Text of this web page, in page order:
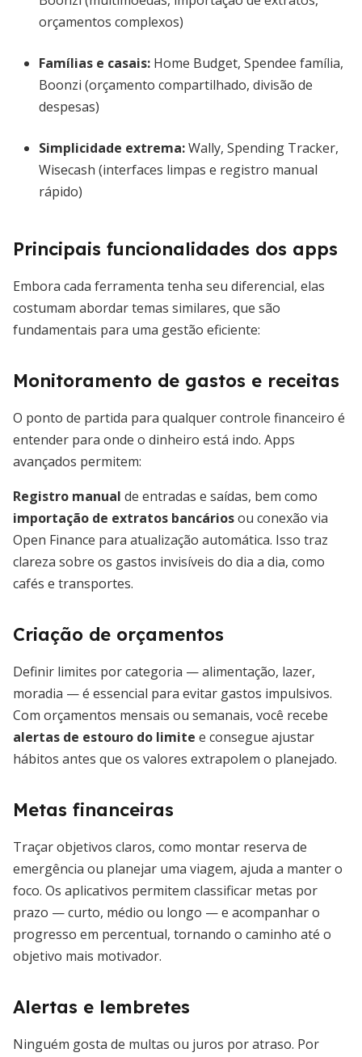
orçamentos complexos)
Famílias e casais: Home Budget, Spendee família,
Boonzi (orçamento compartilhado, divisão de
despesas)
Simplicidade extrema:Wally, Spending Tracker,
Wisecash (interfaces limpas e registro manual
rápido)
Principais funcionalidades dos apps
Embora cada ferramenta tenha seu diferencial, elas
costumam abordar temas similares, que são
fundamentais para uma gestão eficiente:
Monitoramento de gastos e receitas
O ponto de partida para qualquer controle financeiro é
entender para onde o dinheiro está indo. Apps
avançados permitem:
Registro manual de entradas e saídas, bem como
importação de extratos bancáriosou conexão via
Open Finance para atualização automática. Isso traz
clareza sobre os gastos invisíveis do dia a dia, como
cafés e transportes.
Criação de orçamentos
Definir limites por categoria — alimentação, lazer,
moradia — é essencial para evitar gastos impulsivos.
Com orçamentos mensais ou semanais, você recebe
alertas de estouro do limite e consegue ajustar
hábitos antes que os valores extrapolem o planejado.
Metas financeiras
Traçar objetivos claros, como montar reserva de
emergência ou planejar uma viagem, ajuda a manter o
foco. Os aplicativos permitem classificar metas por
prazo — curto, médio ou longo — e acompanhar o
progresso em percentual, tornando o caminho até o
objetivo mais motivador.
Alertas e lembretes
Ninguém gosta de multas ou juros por atraso. Por